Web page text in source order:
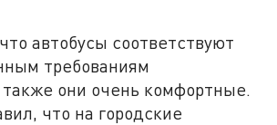
автобусы соответствуют
требованиям
также они очень комфортные.
что на городские